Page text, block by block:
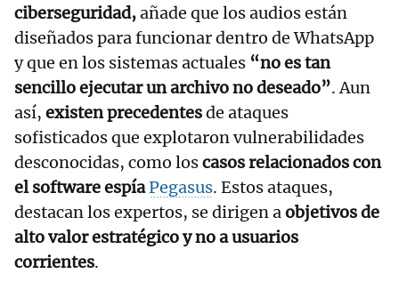
ciberseguridad,añade que los audios están
diseñados para funcionar dentro de WhatsApp
y que en los sistemas actuales “no es tan
sencillo ejecutar un archivo no deseado”. Aun
así, existen precedentesde ataques
sofisticados que explotaron vulnerabilidades
desconocidas, como loscasos relacionados con
el software espíaPegasus. Estos ataques,
destacan los expertos, se dirigen aobjetivos de
alto valor estratégico y no a usuarios
corrientes.